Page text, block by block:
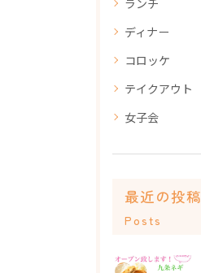
ディナー
コロッケ
テイクアウト
女子会
最近の投稿
Posts